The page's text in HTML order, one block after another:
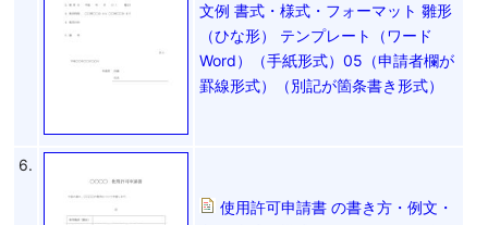
文例 書式・様式・フォーマット 雛形
（ひな形） テンプレート（ワード
Word）（手紙形式）05（申請者欄が
罫線形式）（別記が箇条書き形式）
6.
使用許可申請書 の書き方・例文・